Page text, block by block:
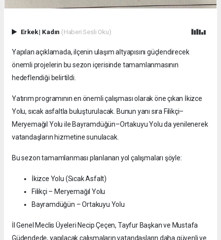
Erkek| Kadın (Haberi Sesli Oku)
Yapılan açıklamada, ilçenin ulaşım altyapısını güçlendirecek
önemli projelerin bu sezon içerisinde tamamlanmasının
hedeflendiği belirtildi.
Yatırım programının en önemli çalışması olarak öne çıkan İkizce
Yolu, sıcak asfaltla buluşturulacak. Bunun yanı sıra Filikçi–
Meryemağıl Yolu ile Bayramdüğün–Ortakuyu Yolu da yenilenerek
vatandaşların hizmetine sunulacak.
Bu sezon tamamlanması planlanan yol çalışmaları şöyle:
İkizce Yolu (Sıcak Asfalt)
Filikçi – Meryemağıl Yolu
Bayramdüğün – Ortakuyu Yolu
İl Genel Meclis Üyeleri Necip Çeçen, Tayfur Başkan ve Mustafa
Güdendede, yapılacak çalışmaların vatandaşların daha güvenli ve